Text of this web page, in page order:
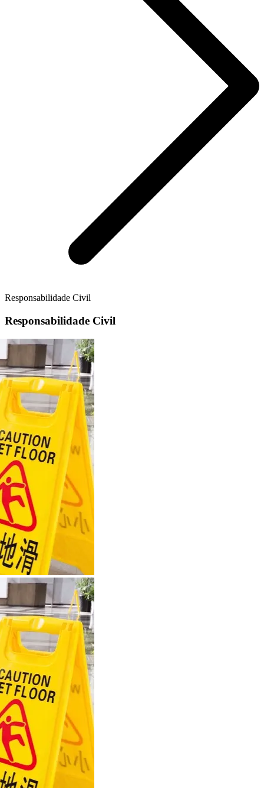
Responsabilidade Civil
Responsabilidade Civil